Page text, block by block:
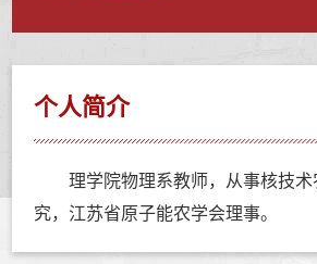
个人简介
理学院物理系教师，从事核技
究，江苏省原子能农学会理事。